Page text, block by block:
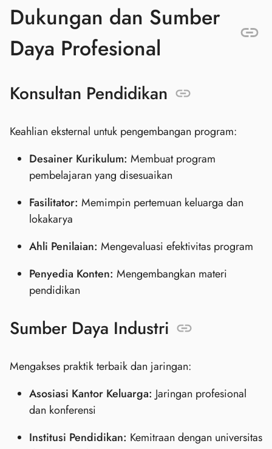
Dukungan dan Sumber
Daya Profesional
Konsultan Pendidikan
Keahlian eksternal untuk pengembangan program:
Desainer Kurikulum: Membuat program
pembelajaran yang disesuaikan
Fasilitator: Memimpin pertemuan keluarga dan
lokakarya
Ahli Penilaian: Mengevaluasi efektivitas program
Penyedia Konten: Mengembangkan materi
pendidikan
Sumber Daya Industri
Mengakses praktik terbaik dan jaringan:
Asosiasi Kantor Keluarga: Jaringan profesional
dan konferensi
Institusi Pendidikan: Kemitraan dengan universitas